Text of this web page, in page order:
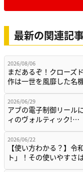
最新の関連記
2026/08/06
まだあるぞ！クローズ
作は一世を風靡した名
2026/06/29
アブの電子制御リール
ィのヴォルティック!…
2026/06/22
【使い方わかる？】令
ト」！その使いやすさ